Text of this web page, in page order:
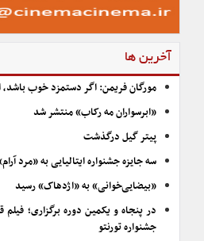
آخرین ها
مورگان فریمن: اگر دستمزد خوب
«ابرسواران مه رکاب» منتشر شد
پیتر گیل درگذشت
سه جایزه جشنواره ایتالیایی به «مرد
«بیضایی‌خوانی» به «اژدهاک» رسید
در پنجاه و یکمین دوره برگزاری؛
جشنواره تورنتو